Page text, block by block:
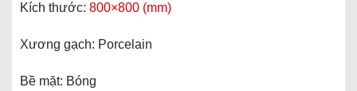
Kích thước: 800×800 (mm)
Xương gạch: Porcelain
Bề mặt: Bóng